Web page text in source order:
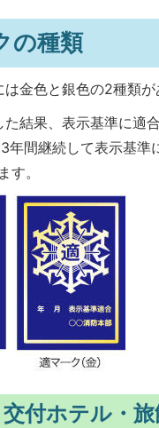
の種類
は金色と銀色の2種類が
結果、表示基準に適
年間継続して表示基準
す。
付ホテル・